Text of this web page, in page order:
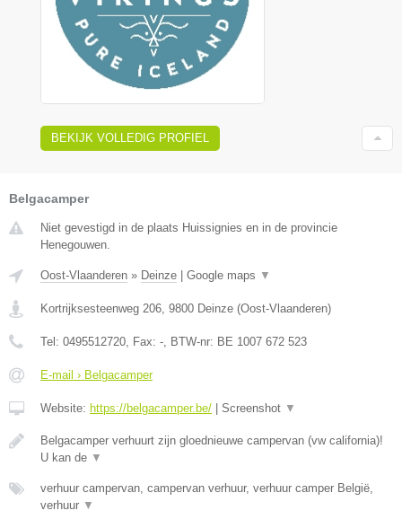
BEKIJK VOLLEDIG PROFIEL
Belgacamper
Niet gevestigd in de plaats Huissignies en in de provincie
Henegouwen.
Oost-Vlaanderen » Deinze Google maps ▼
Kortrijksesteenweg 206, 9800 Deinze (Oost-Vlaanderen)
Tel: 0495512720, Fax: -, BTW-nr: BE 1007 672 523
E-mail › Belgacamper
Website: https://belgacamper.be/ Screenshot ▼
Belgacamper verhuurt zijn gloednieuwe campervan (vw california)!
U kan de ▼
verhuur campervan, campervan verhuur, verhuur camper België,
verhuur ▼